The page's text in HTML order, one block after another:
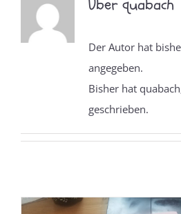
Überquabach
Der Autor hat
angegeben.
Bisher hat
geschrieben.